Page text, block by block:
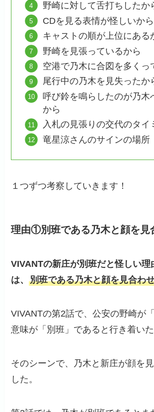
野崎に対して舌打ちしたか
CDを見る表情が怪しいから
キャストの順が上位にある
野崎を見張っているから
空港で乃木に合図を多くっ
尾行中の乃木を見失ったか
呼び鈴を鳴らしたのが乃木
から
入札の見張りの交代のタイ
竜星涼さんのサインの場所
１つずつ考察していきます！
理由①別班である乃木と顔を見
VIVANTの新庄が別班だと怪しい理
は、別班である乃木と顔を見合わ
VIVANTの第2話で、公安の野崎が
意味が「別班」であると行き着いた
そのシーンで、乃木と新庄が顔を
した。